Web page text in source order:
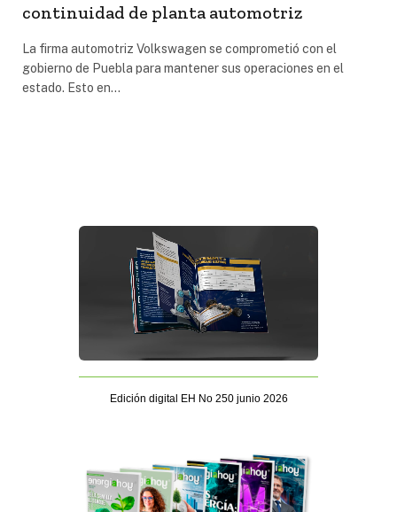
continuidad de planta automotriz
La firma automotriz Volkswagen se comprometió con el
gobierno de Puebla para mantener sus operaciones en el
estado. Esto en…
Edición digital EH No 250 junio 2026